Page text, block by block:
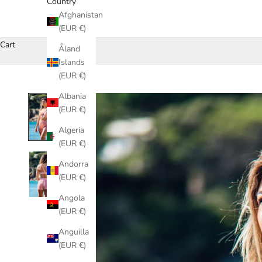
Afghanistan
(EUR €)
Åland
Islands
(EUR €)
Albania
(EUR €)
Algeria
(EUR €)
Andorra
(EUR €)
Angola
(EUR €)
Anguilla
(EUR €)
Cart